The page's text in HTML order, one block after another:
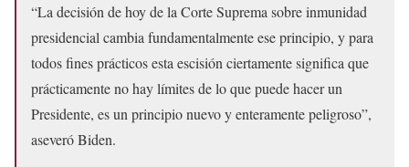
“La decisión de hoy de la Corte Suprema sobre inmunidad
presidencial cambia fundamentalmente ese principio, y para
todos fines prácticos esta escisión ciertamente significa que
prácticamente no hay límites de lo que puede hacer un
Presidente, es un principio nuevo y enteramente peligroso”,
aseveró Biden.